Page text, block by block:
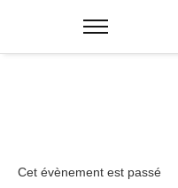
Cet évènement est passé